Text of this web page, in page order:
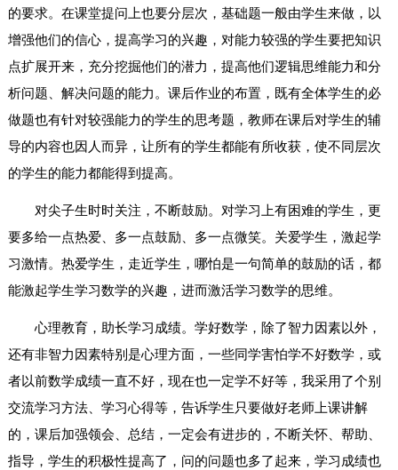
的要求。在课堂提问上也要分层次，基础题一般由学生来做，以
增强他们的信心，提高学习的兴趣，对能力较强的学生要把知识
点扩展开来，充分挖掘他们的潜力，提高他们逻辑思维能力和分
析问题、解决问题的能力。课后作业的布置，既有全体学生的必
做题也有针对较强能力的学生的思考题，教师在课后对学生的辅
导的内容也因人而异，让所有的学生都能有所收获，使不同层次
的学生的能力都能得到提高。
对尖子生时时关注，不断鼓励。对学习上有困难的学生，更
要多给一点热爱、多一点鼓励、多一点微笑。关爱学生，激起学
习激情。热爱学生，走近学生，哪怕是一句简单的鼓励的话，都
能激起学生学习数学的兴趣，进而激活学习数学的思维。
心理教育，助长学习成绩。学好数学，除了智力因素以外，
还有非智力因素特别是心理方面，一些同学害怕学不好数学，或
者以前数学成绩一直不好，现在也一定学不好等，我采用了个别
交流学习方法、学习心得等，告诉学生只要做好老师上课讲解
的，课后加强领会、总结，一定会有进步的，不断关怀、帮助、
指导，学生的积极性提高了，问的问题也多了起来，学习成绩也